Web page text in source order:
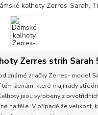
Zerres strih Sarah
známé značky Zerres- model
ženám, které mají rády
jsou vyrobeny z
na těle. V případě,že velikost,